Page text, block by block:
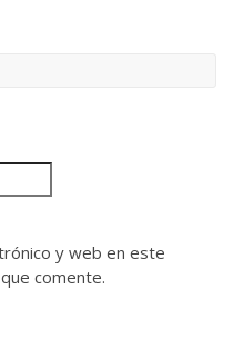
y web en este
comente.